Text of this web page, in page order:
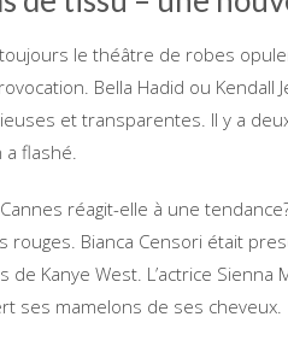
le théâtre de robes
Bella Hadid ou
et transparentes. Il y a
flashé.
réagit-elle à une
rouges. Bianca Censori était
de Kanye West. L’actrice
ses mamelons de ses cheveux.